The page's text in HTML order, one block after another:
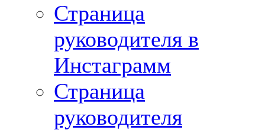
Страница
руководителя в
Инстаграмм
Страница
руководителя